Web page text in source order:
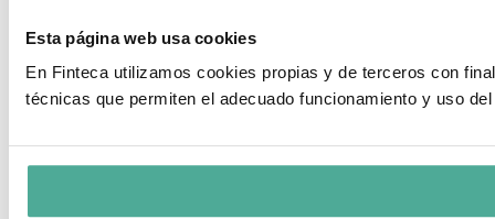
Esta página web usa cookies
En Finteca utilizamos cookies propias y de terceros con
técnicas que permiten el adecuado funcionamiento y uso